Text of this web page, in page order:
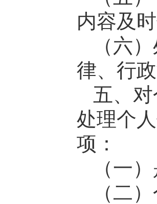
内容及
（六
律、行
五、
处理个
项：
（一
（二